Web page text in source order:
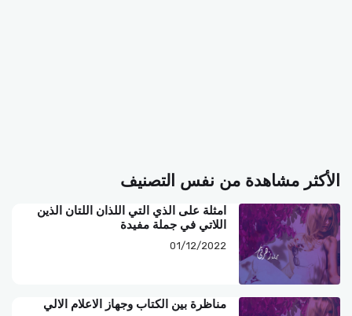
الأكثر مشاهدة من نفس التصنيف
امثلة على الذي التي اللذان اللتان الذين
اللاتي في جملة مفيدة
01/12/2022
مناظرة بين الكتاب وجهاز الاعلام الالي